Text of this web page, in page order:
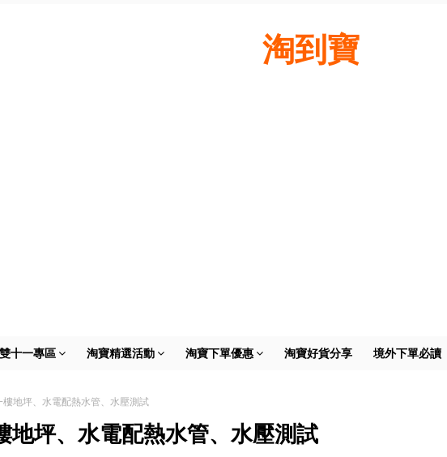
淘到寶
十一專區 淘寶精選活動 淘寶下單優惠 淘寶好貨分享 境外下單必讀
樓地坪、水電配熱水管、水壓測試
地坪、水電配熱水管、水壓測試